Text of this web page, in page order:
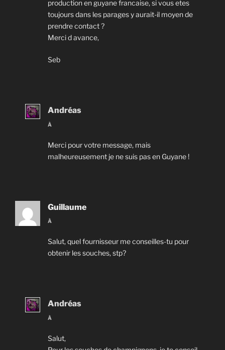
production en guyane francaise, si vous etes
toujours dans les parages y aurait-il moyen de
prendre contact ?
Merci d avance,
Seb
Andréas
À
Merci pour votre message, mais
malheureusement je ne suis pas en Guyane !
Guillaume
À
Salut, quel fournisseur me conseilles-tu pour
obtenir les souches, stp?
Andréas
À
Salut,